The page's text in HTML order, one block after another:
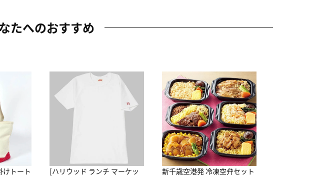
たへのおすすめ
トート
[ハリウッド ランチ マーケッ
新千歳空港発 冷凍空弁セット